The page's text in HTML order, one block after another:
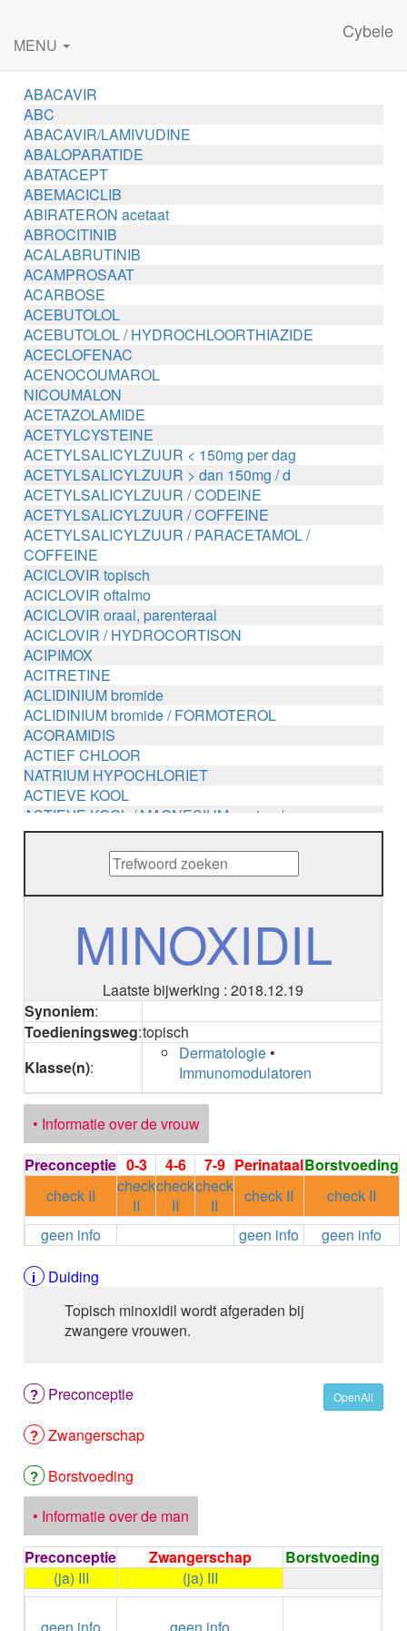
Cybele
MENU
ABACAVIR
ABC
ABACAVIR/LAMIVUDINE
ABALOPARATIDE
ABATACEPT
ABEMACICLIB
ABIRATERON acetaat
ABROCITINIB
ACALABRUTINIB
ACAMPROSAAT
ACARBOSE
ACEBUTOLOL
ACEBUTOLOL / HYDROCHLOORTHIAZIDE
ACECLOFENAC
ACENOCOUMAROL
NICOUMALON
ACETAZOLAMIDE
ACETYLCYSTEINE
ACETYLSALICYLZUUR < 150mg per dag
ACETYLSALICYLZUUR > dan 150mg / d
ACETYLSALICYLZUUR / CODEINE
ACETYLSALICYLZUUR / COFFEINE
ACETYLSALICYLZUUR / PARACETAMOL /
COFFEINE
ACICLOVIR topisch
ACICLOVIR oftalmo
ACICLOVIR oraal, parenteraal
ACICLOVIR / HYDROCORTISON
ACIPIMOX
ACITRETINE
ACLIDINIUM bromide
ACLIDINIUM bromide / FORMOTEROL
ACORAMIDIS
ACTIEF CHLOOR
NATRIUM HYPOCHLORIET
ACTIEVE KOOL
ACTIEVE KOOL / MAGNESIUM zouten /
METHENAMINE
ADALIMUMAB
ADAPALEEN
ADAPALEEN / BENZOYLPEROXIDE
ADENOSINE
AESCINE
AFLIBERCEPT parenteraal
AFLIBERCEPT intravitreaal
AGALSIDASE bèta
AGOMELATINE
ALBIGLUTIDE
ALBUTREPENONACOG ALFA
Stollingsfactor IX; Factor IX
ALCOHOL
ETHANOL
ALECTINIB
ALEMTUZUMAB
ALENDRONAAT/VIT D3
ALFA-1-PROTEINASEREMMER humaan
ALFENTANYL HCl
ALGELDRAAT / MAGNESIUM HYDROXYDE
ALGINAAT Na / Na BICARBONAAT / CALCIUM
ALGINEZUUR
ALGLUCOSIDASE alfa
ALIROCUMAB
ALITRETINOINE
ALIZAPRIDE
ALLOPURINOL
ALMOTRIPTAN
MINOXIDIL
Laatste bijwerking : 2018.12.19
Synoniem:
Toedieningsweg:topisch
Klasse(n):
Dermatologie •
Immunomodulatoren
• Informatie over de vrouw
Preconceptie 0-3 4-6 7-9 PerinataalBorstvoeding
check II
check
II
check
II
check
II
check II
check II
geen info
geen info
geen info
Duiding
Topisch minoxidil wordt afgeraden bij
zwangere vrouwen.
OpenAll
Preconceptie
Zwangerschap
Borstvoeding
• Informatie over de man
Preconceptie
Zwangerschap
Borstvoeding
(ja) III
(ja) III